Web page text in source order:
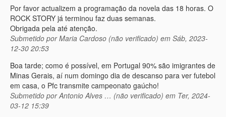
Por favor actualizem a programação da novela das 18 horas. O
ROCK STORY já terminou faz duas semanas.
Obrigada pela até atenção.
Submetido porMaria Cardoso (não verificado) em Sáb, 2023-
12-30 20:53
Boa tarde; como é possível, em Portugal 90% são imigrantes de
Minas Gerais, aí num domingo dia de descanso para ver futebol
em casa, o Pfc transmite campeonato gaúcho!
Submetido porAntonio Alves … (não verificado) em Ter, 2024-
03-12 15:39